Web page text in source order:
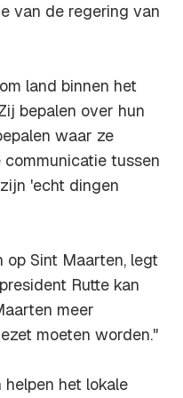
van de regering van
land binnen het
bepalen over hun
waar ze
communicatie tussen
'echt dingen
op Sint Maarten, legt
Rutte kan
meer
moeten worden."
het lokale